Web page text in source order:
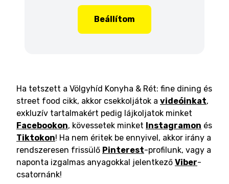
Beállítom
Ha tetszett a Völgyhíd Konyha & Rét: fine dining és
street food cikk, akkor csekkoljátok a videóinkat,
exkluzív tartalmakért pedig lájkoljatok minket
Facebookon, kövessetek minket Instagramon és
Tiktokon! Ha nem éritek be ennyivel, akkor irány a
rendszeresen frissülő Pinterest-profilunk, vagy a
naponta izgalmas anyagokkal jelentkező Viber-
csatornánk!